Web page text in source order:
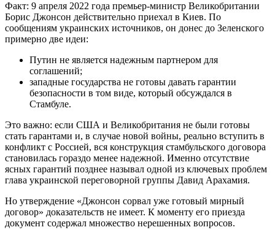
Факт: 9 апреля 2022 года премьер-министр Великобритании
Борис Джонсон действительно приехал в Киев. По
сообщениям украинских источников, он донес до Зеленского
примерно две идеи:
Путин не является надежным партнером для
соглашений;
западные государства не готовы давать гарантии
безопасности в том виде, который обсуждался в
Стамбуле.
Это важно: если США и Великобритания не были готовы
стать гарантами и, в случае новой войны, реально вступить в
конфликт с Россией, вся конструкция стамбульского договора
становилась гораздо менее надежной. Именно отсутствие
ясных гарантий позднее называл одной из ключевых проблем
глава украинской переговорной группы Давид Арахамия.
Но утверждение «Джонсон сорвал уже готовый мирный
договор» доказательств не имеет. К моменту его приезда
документ содержал множество нерешенных вопросов.